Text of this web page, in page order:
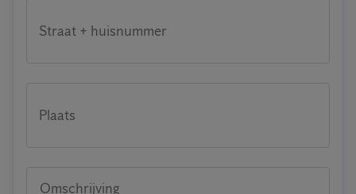
Straat + huisnummer
Plaats
Omschrijving